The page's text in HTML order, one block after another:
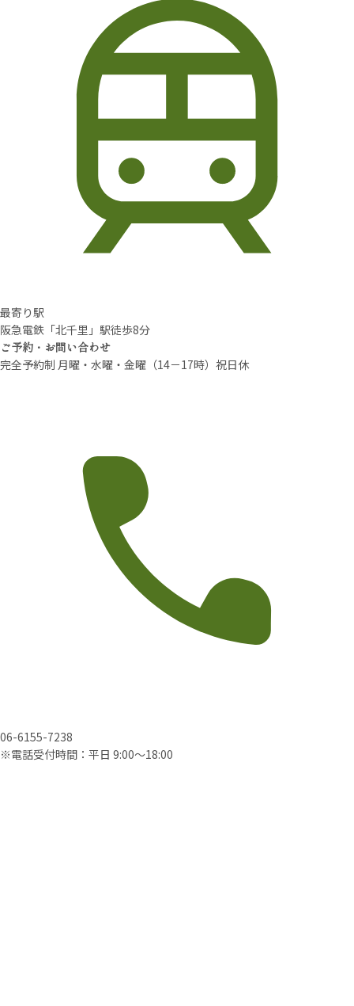
最寄り駅
阪急電鉄「北千里」駅徒歩8分
ご予約・お問い合わせ
完全予約制 月曜・水曜・金曜（14－17時）祝日休
06-6155-7238
※電話受付時間：平日 9:00〜18:00